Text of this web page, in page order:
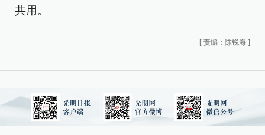
共用。
[ 责编：陈锐海 ]